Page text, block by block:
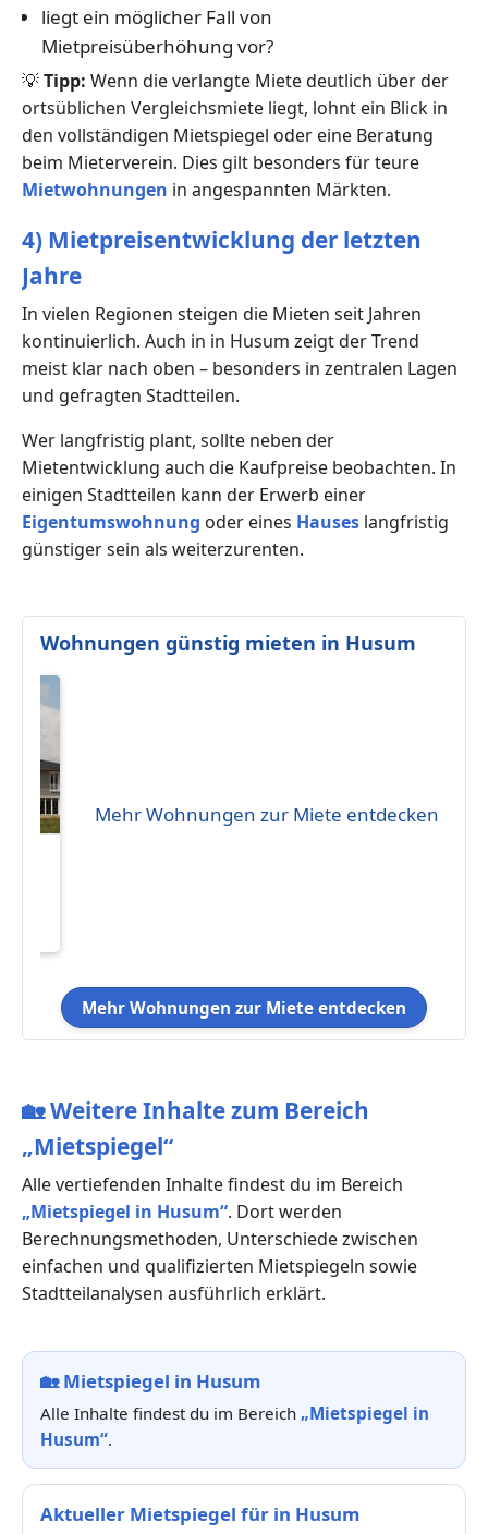
liegt ein möglicher Fall von
Mietpreisüberhöhung vor?
💡Tipp: Wenn die verlangte Miete deutlich über der
ortsüblichen Vergleichsmiete liegt, lohnt ein Blick in
den vollständigen Mietspiegel oder eine Beratung
beim Mieterverein. Dies gilt besonders für teure
Mietwohnungen in angespannten Märkten.
4) Mietpreisentwicklung der letzten
Jahre
In vielen Regionen steigen die Mieten seit Jahren
kontinuierlich. Auch in in Husum zeigt der Trend
meist klar nach oben – besonders in zentralen Lagen
und gefragten Stadtteilen.
Wer langfristig plant, sollte neben der
Mietentwicklung auch die Kaufpreise beobachten. In
einigen Stadtteilen kann der Erwerb einer
Eigentumswohnung oder eines Hauses langfristig
günstiger sein als weiterzurenten.
Wohnungen günstig mieten in Husum
Mehr Wohnungen zur Miete entdecken
Mehr Wohnungen zur Miete entdecken
🏡Weitere Inhalte zum Bereich
„Mietspiegel“
Alle vertiefenden Inhalte findest du im Bereich
„Mietspiegel in Husum“. Dort werden
Berechnungsmethoden, Unterschiede zwischen
einfachen und qualifizierten Mietspiegeln sowie
Stadtteilanalysen ausführlich erklärt.
🏡Mietspiegel in Husum
Alle Inhalte findest du im Bereich „Mietspiegel in
Husum“.
Aktueller Mietspiegel für in Husum